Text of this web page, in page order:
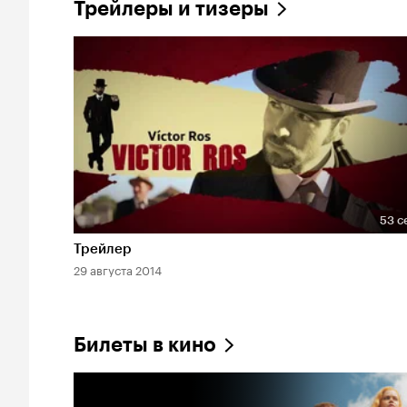
Трейлеры и тизеры
Длительность 53 сек
53
Трейлер
29 августа 2014
Билеты в кино